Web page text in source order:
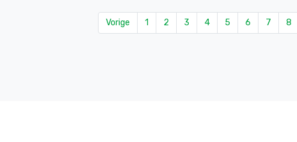
Vorige 1 2 3 4 5 6 7 8